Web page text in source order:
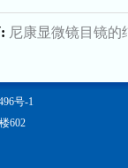
尼康显微镜目镜的
号-1
602